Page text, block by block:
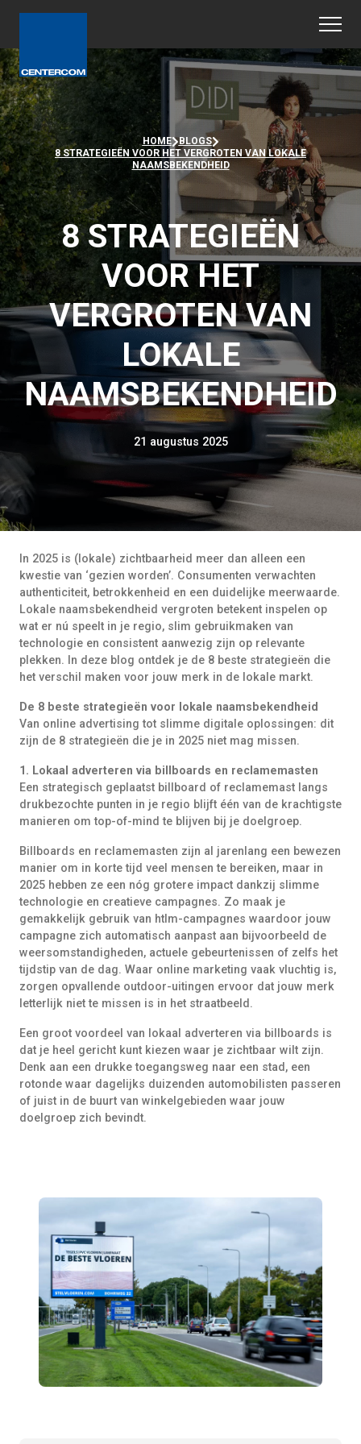
HOME
BLOGS
8 STRATEGIEËN VOOR HET VERGROTEN VAN LOKALE
NAAMSBEKENDHEID
8 STRATEGIEËN
VOOR HET
VERGROTEN VAN
LOKALE
NAAMSBEKENDHEID
21 augustus 2025
In 2025 is (lokale) zichtbaarheid meer dan alleen een
kwestie van ‘gezien worden’. Consumenten verwachten
authenticiteit, betrokkenheid en een duidelijke meerwaarde.
Lokale naamsbekendheid vergroten betekent inspelen op
wat er nú speelt in je regio, slim gebruikmaken van
technologie en consistent aanwezig zijn op relevante
plekken. In deze blog ontdek je de 8 beste strategieën die
het verschil maken voor jouw merk in de lokale markt.
De 8 beste strategieën voor lokale naamsbekendheid
Van online advertising tot slimme digitale oplossingen: dit
zijn de 8 strategieën die je in 2025 niet mag missen.
1. Lokaal adverteren via billboards en reclamemasten
Een strategisch geplaatst billboard of reclamemast langs
drukbezochte punten in je regio blijft één van de krachtigste
manieren om top-of-mind te blijven bij je doelgroep.
Billboards en reclamemasten zijn al jarenlang een bewezen
manier om in korte tijd veel mensen te bereiken, maar in
2025 hebben ze een nóg grotere impact dankzij slimme
technologie en creatieve campagnes. Zo maak je
gemakkelijk gebruik van htlm-campagnes waardoor jouw
campagne zich automatisch aanpast aan bijvoorbeeld de
weersomstandigheden, actuele gebeurtenissen of zelfs het
tijdstip van de dag. Waar online marketing vaak vluchtig is,
zorgen opvallende outdoor-uitingen ervoor dat jouw merk
letterlijk niet te missen is in het straatbeeld.
Een groot voordeel van lokaal adverteren via billboards is
dat je heel gericht kunt kiezen waar je zichtbaar wilt zijn.
Denk aan een drukke toegangsweg naar een stad, een
rotonde waar dagelijks duizenden automobilisten passeren
of juist in de buurt van winkelgebieden waar jouw
doelgroep zich bevindt.